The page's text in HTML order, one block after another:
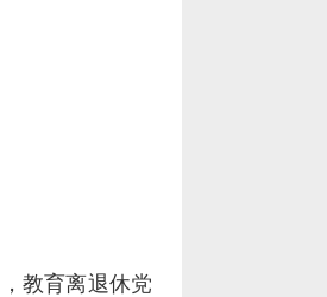
教育离退休党